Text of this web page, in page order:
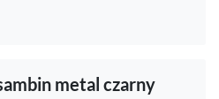
metal czarny